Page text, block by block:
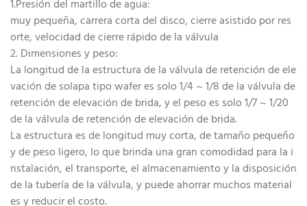
1.Presión del martillo de agua:
muy pequeña, carrera corta del disco, cierre asistido por res
orte, velocidad de cierre rápido de la válvula
2. Dimensiones y peso:
La longitud de la estructura de la válvula de retención de ele
vación de solapa tipo wafer es solo 1/4 ~ 1/8 de la válvula de
retención de elevación de brida, y el peso es solo 1/7 ~ 1/20
de la válvula de retención de elevación de brida.
La estructura es de longitud muy corta, de tamaño pequeño
y de peso ligero, lo que brinda una gran comodidad para la i
nstalación, el transporte, el almacenamiento y la disposición
de la tubería de la válvula, y puede ahorrar muchos material
es y reducir el costo.